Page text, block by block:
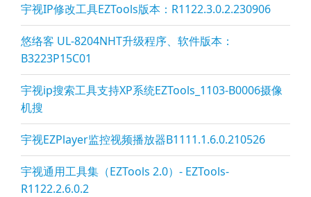
宇视IP修改工具EZTools版本：R1122.3.0.2.230906
悠络客 UL-8204NHT升级程序、软件版本：
B3223P15C01
宇视ip搜索工具支持XP系统EZTools_1103-B0006摄像
机搜
宇视EZPlayer监控视频播放器B1111.1.6.0.210526
宇视通用工具集（EZTools 2.0）- EZTools-
R1122.2.6.0.2